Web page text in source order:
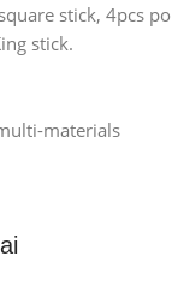
stick, 4pcs
stick.
materials